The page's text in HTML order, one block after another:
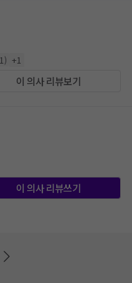
1 ) +1
이 의사 리뷰보기
이 의사 리뷰쓰기